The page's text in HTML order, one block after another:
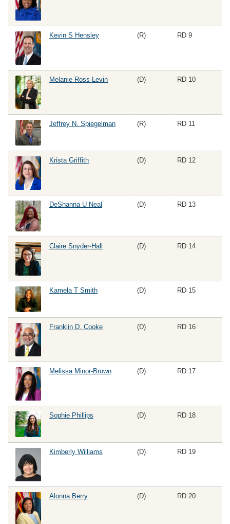
Kevin S Hensley (R) RD 9
Melanie Ross Levin (D) RD 10
Jeffrey N. Spiegelman (R) RD 11
Krista Griffith (D) RD 12
DeShanna U Neal (D) RD 13
Claire Snyder-Hall (D) RD 14
Kamela T Smith (D) RD 15
Franklin D. Cooke (D) RD 16
Melissa Minor-Brown (D) RD 17
Sophie Phillips (D) RD 18
Kimberly Williams (D) RD 19
Alonna Berry (D) RD 20